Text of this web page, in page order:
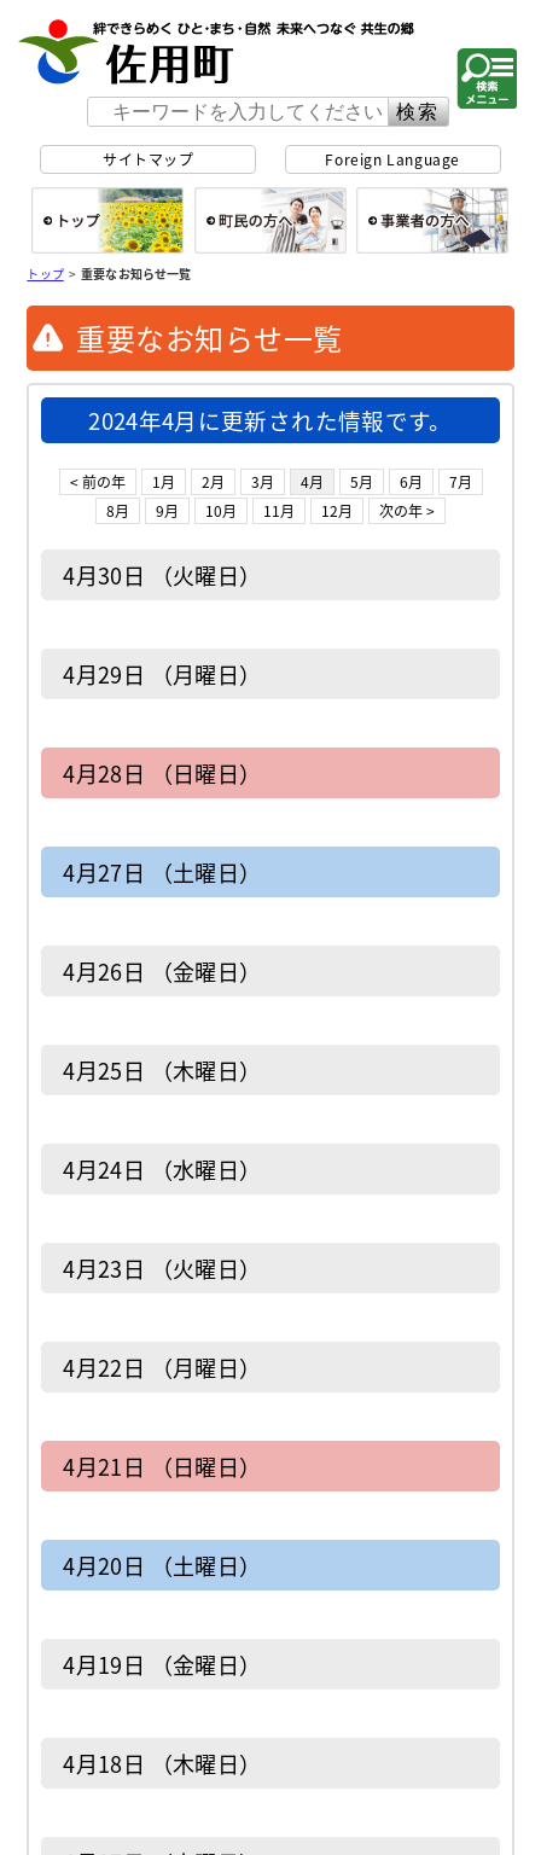
サイトマップ Foreign Language
総合トップ
トップ>重要なお知らせ一覧
重要なお知らせ一覧
2024年4月に更新された情報です。
< 前の年 1月 2月 3月 4月 5月 6月
7月
8月
9月 10月 11月 12月 次の年 >
4月30日 （火曜日）
4月29日 （月曜日）
4月28日 （日曜日）
4月27日 （土曜日）
4月26日 （金曜日）
4月25日 （木曜日）
4月24日 （水曜日）
4月23日 （火曜日）
4月22日 （月曜日）
4月21日 （日曜日）
4月20日 （土曜日）
4月19日 （金曜日）
4月18日 （木曜日）